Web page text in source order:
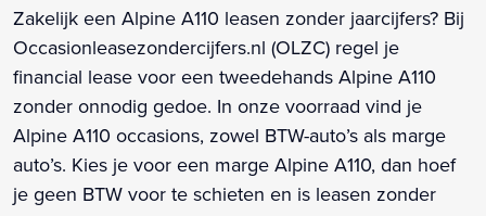
Zakelijk een Alpine A110 leasen zonder jaarcijfers? Bij
Occasionleasezondercijfers.nl (OLZC) regel je
financial lease voor een tweedehands Alpine A110
zonder onnodig gedoe. In onze voorraad vind je
Alpine A110 occasions, zowel BTW-auto’s als marge
auto’s. Kies je voor een marge Alpine A110, dan hoef
je geen BTW voor te schieten en is leasen zonder